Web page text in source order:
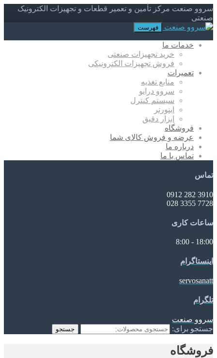
سروو صنعت مرکز تأمین و تعمیر قطعات و تجهیزات الکترونیک
صنعتی
فهرست
خدمات ما
خرید تجهیزات صنعتی
فروش تجهیزات الکترونیکی
تعمیرات
منابع تغذیه
سروو درایو
سیستم کنترل
اینورتر
ابزار دقیق
فروشگاه
عرضه و فروش کالای شما
درباره ما
تماس با ما
تماس
3910 282 0912
7728 3355 028
ساعات کاری
18:00 - 8:00
اینستاگرام
servosanatt
تلگرام
سروو صنعت
جستجو برای:
جستجو
فروشگاه